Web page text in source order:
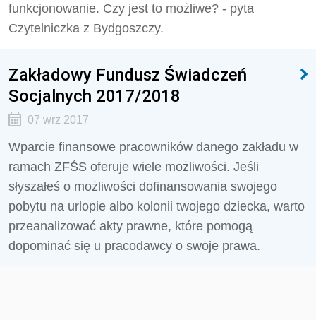
funkcjonowanie. Czy jest to możliwe? - pyta
Czytelniczka z Bydgoszczy.
Zakładowy Fundusz Świadczeń
Socjalnych 2017/2018
07 wrz 2017
Wparcie finansowe pracowników danego zakładu w
ramach ZFŚS oferuje wiele możliwości. Jeśli
słyszałeś o możliwości dofinansowania swojego
pobytu na urlopie albo kolonii twojego dziecka, warto
przeanalizować akty prawne, które pomogą
dopominać się u pracodawcy o swoje prawa.